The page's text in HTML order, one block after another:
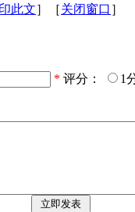
印此文］［关闭窗口 ］
* 评分：
1